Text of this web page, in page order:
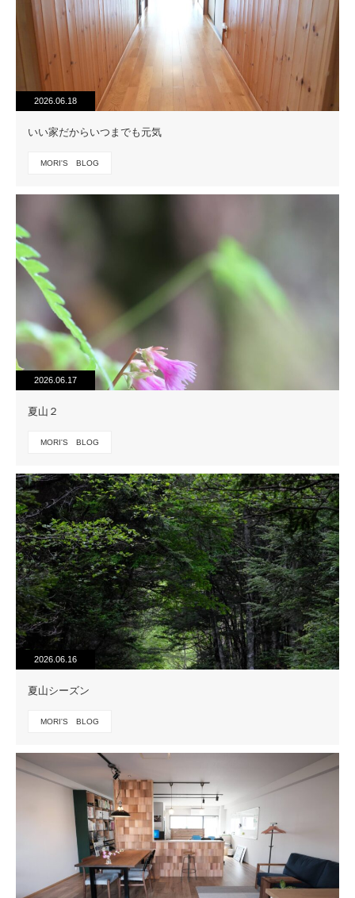
2026.06.18
いい家だからいつまでも元気
MORI'S BLOG
2026.06.17
夏山２
MORI'S BLOG
2026.06.16
夏山シーズン
MORI'S BLOG